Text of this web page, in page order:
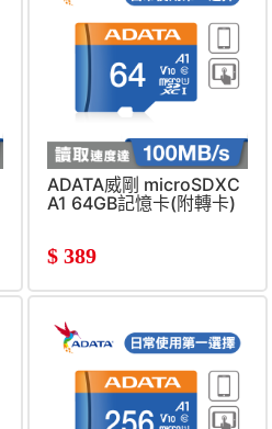
ADATA威剛 microSDXC
A1 64GB記憶卡(附轉卡)
$ 389